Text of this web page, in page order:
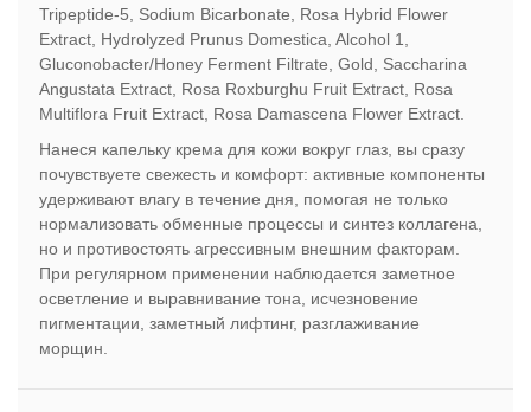
Tripeptide-5, Sodium Bicarbonate, Rosa Hybrid Flower
Extract, Hydrolyzed Prunus Domestica, Alcohol 1,
Gluconobacter/Honey Ferment Filtrate, Gold, Saccharina
Angustata Extract, Rosa Roxburghu Fruit Extract, Rosa
Multiflora Fruit Extract, Rosa Damascena Flower Extract.
Нанеся капельку крема для кожи вокруг глаз, вы сразу
почувствуете свежесть и комфорт: активные компоненты
удерживают влагу в течение дня, помогая не только
нормализовать обменные процессы и синтез коллагена,
но и противостоять агрессивным внешним факторам.
При регулярном применении наблюдается заметное
осветление и выравнивание тона, исчезновение
пигментации, заметный лифтинг, разглаживание
морщин.